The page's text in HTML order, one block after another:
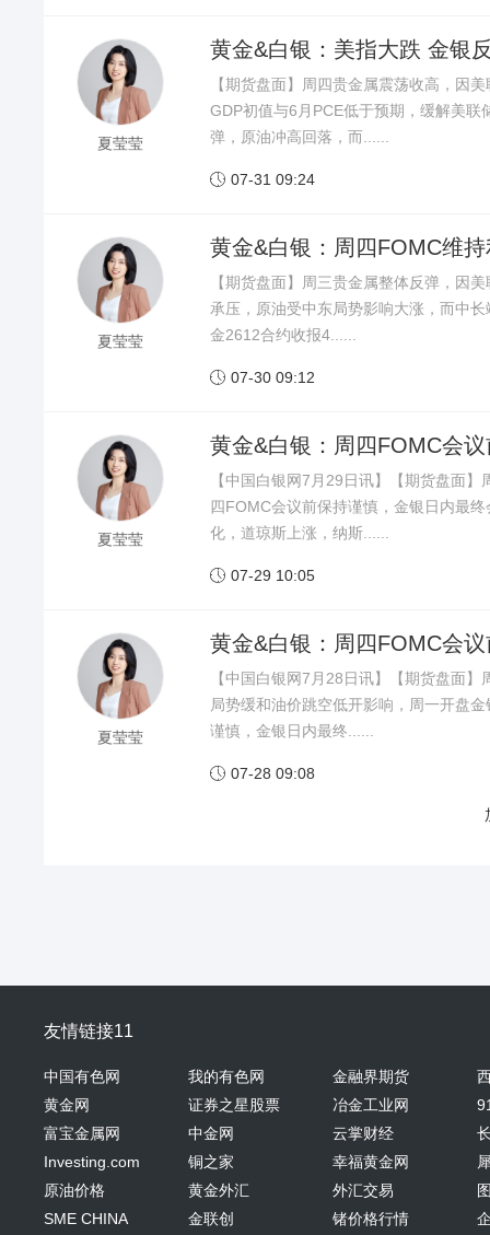
夏莹莹
黄金&白银：美指大跌 金银
【期货盘面】周四贵金属震荡收高，因
GDP初值与6月PCE低于预期，缓解美
弹，原油冲高回落，而......
 07-31 09:24
夏莹莹
黄金&白银：周四FOMC维
【期货盘面】周三贵金属整体反弹，因
承压，原油受中东局势影响大涨，而中
金2612合约收报4......
 07-30 09:12
夏莹莹
黄金&白银：周四FOMC会
【中国白银网7月29日讯】【期货盘面
四FOMC会议前保持谨慎，金银日内最
化，道琼斯上涨，纳斯......
 07-29 10:05
夏莹莹
黄金&白银：周四FOMC会
【中国白银网7月28日讯】【期货盘面
局势缓和油价跳空低开影响，周一开盘
谨慎，金银日内最终......
 07-28 09:08
友情链接11
中国有色网 我的有色网 金融界期货
黄金网
证券之星股票 冶金工业网
富宝金属网
中金网 云掌财经
Investing.com
铜之家 幸福黄金网
原油价格
黄金外汇 外汇交易
SME CHINA
金联创 锗价格行情